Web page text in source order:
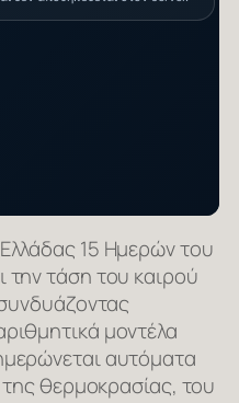
15 Ημερών του
τάση του καιρού
μοντέλα
αυτόματα
της θερμοκρασίας, του